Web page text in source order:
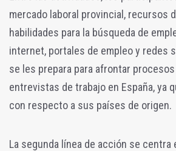
mercado laboral provincial, recursos
habilidades para la búsqueda de
internet, portales de empleo y redes
se les prepara para afrontar
entrevistas de trabajo en España, ya
con respecto a sus países de origen.
La segunda línea de acción se centra